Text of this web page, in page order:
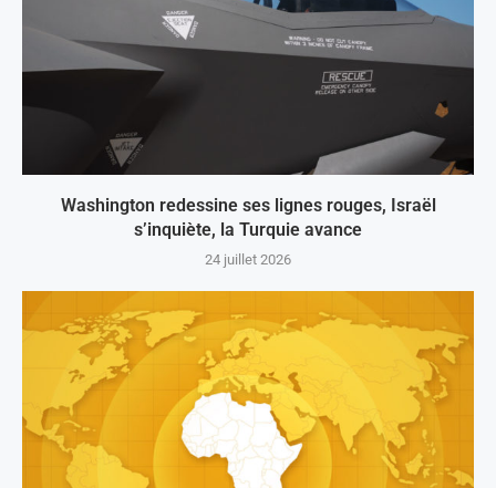
Washington redessine ses lignes rouges, Israël
s’inquiète, la Turquie avance
24 juillet 2026